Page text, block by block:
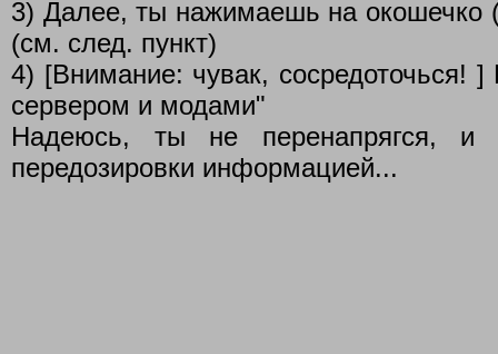
3) Далее, ты нажимаешь на окошечко
(см. след. пункт)
4) [Внимание: чувак,
сервером и модами"
Надеюсь, ты не перенапрягся,
передозировки информацией...